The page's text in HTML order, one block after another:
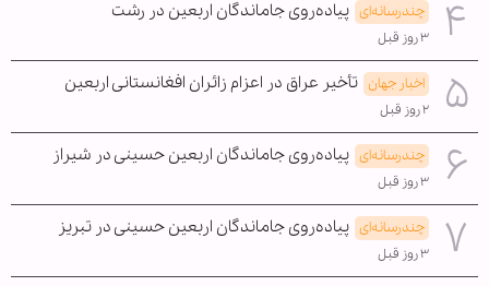
چندرسانه‌ای پیاده‌روی جاماندگان اربعین در رشت
۳ روز قبل
اخبار جهان تأخیر عراق در اعزام زائران افغانستانی اربعین
۲ روز قبل
چندرسانه‌ای پیاده‌روی جاماندگان اربعین حسینی در شیراز
۳ روز قبل
چندرسانه‌ای پیاده‌روی جاماندگان اربعین حسینی در تبریز
۳ روز قبل